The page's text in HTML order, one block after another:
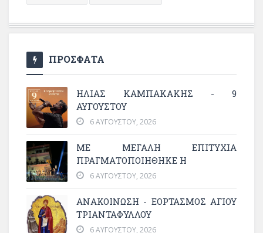
ΠΡΟΣΦΑΤΑ
ΗΛΙΑΣ ΚΑΜΠΑΚΑΚΗΣ - 9
ΑΥΓΟΥΣΤΟΥ
6 ΑΥΓΟΎΣΤΟΥ, 2026
ΜΕ ΜΕΓΆΛΗ ΕΠΙΤΥΧΊΑ
ΠΡΑΓΜΑΤΟΠΟΙΉΘΗΚΕ Η
6 ΑΥΓΟΎΣΤΟΥ, 2026
ΑΝΑΚΟΙΝΩΣΗ - ΕΟΡΤΑΣΜΟΣ ΑΓΙΟΥ
ΤΡΙΑΝΤΑΦΥΛΛΟΥ
6 ΑΥΓΟΎΣΤΟΥ, 2026